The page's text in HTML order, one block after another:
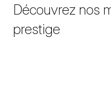
Découvrez nos
prestige